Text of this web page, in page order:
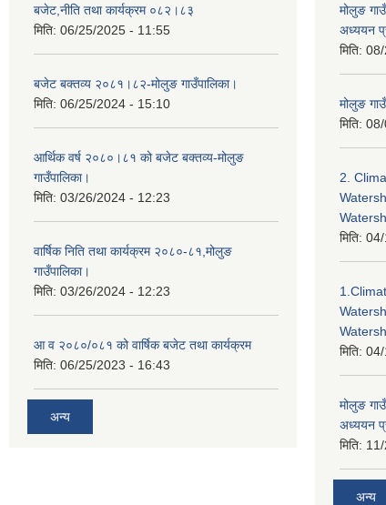
बजेट,नीति तथा कार्यक्रम ०८२।८३
मिति: 06/25/2025 - 11:55
बजेट बक्तव्य २०८१।८२-मोलुङ गाउँपालिका।
मिति: 06/25/2024 - 15:10
आर्थिक वर्ष २०८०।८१ को बजेट बक्तव्य-मोलुङ
गाउँपालिका।
मिति: 03/26/2024 - 12:23
वार्षिक निति तथा कार्यक्रम २०८०-८१,मोलुङ
गाउँपालिका।
मिति: 03/26/2024 - 12:23
आ व २०८०/०८१ को वार्षिक बजेट तथा कार्यक्रम
मिति: 06/25/2023 - 16:43
अन्य
मोलुङ
अध्ययन
मिति:
मोलुङ
मिति:
2.
मिति:
मिति:
मोलुङ
अध्ययन
मिति:
अन्य